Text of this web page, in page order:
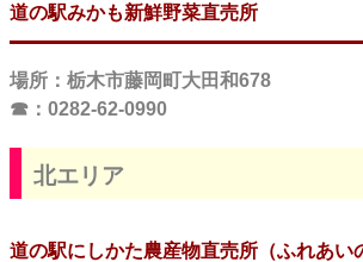
道の駅みかも新鮮野菜直売所
場所 ：栃木市藤岡町大田和678
☎：0282-62-0990
北エリア
道の駅にしかた農産物直売所（ふれあい